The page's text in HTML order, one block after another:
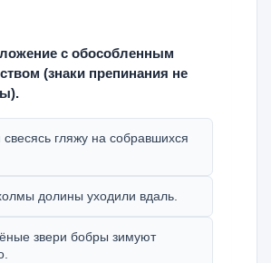
с обособленным
(знаки препинания не
свесясь гляжу на собравшихся
долины уходили вдаль.
звери бобры зимуют